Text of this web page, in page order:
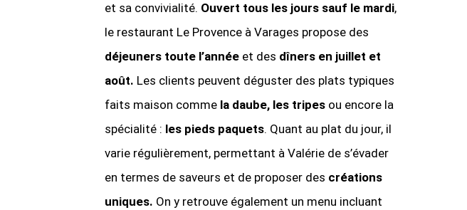
et sa convivialité. Ouvert tous les jours sauf le mardi,
le restaurant Le Provence à Varages propose des
déjeuners toute l’annéeet des dîners en juillet et
août. Les clients peuvent déguster des plats typiques
faits maison comme la daube, les tripesou encore la
spécialité : les pieds paquets. Quant au plat du jour, il
varie régulièrement, permettant à Valérie de s’évader
en termes de saveurs et de proposer des créations
uniques. On y retrouve également un menu incluant